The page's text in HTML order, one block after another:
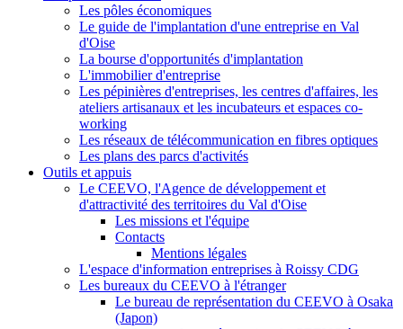
Les pôles économiques
Le guide de l'implantation d'une entreprise en Val
d'Oise
La bourse d'opportunités d'implantation
L'immobilier d'entreprise
Les pépinières d'entreprises, les centres d'affaires, les
ateliers artisanaux et les incubateurs et espaces co-
working
Les réseaux de télécommunication en fibres optiques
Les plans des parcs d'activités
Outils et appuis
Le CEEVO, l'Agence de développement et
d'attractivité des territoires du Val d'Oise
Les missions et l'équipe
Contacts
Mentions légales
L'espace d'information entreprises à Roissy CDG
Les bureaux du CEEVO à l'étranger
Le bureau de représentation du CEEVO à Osaka
(Japon)